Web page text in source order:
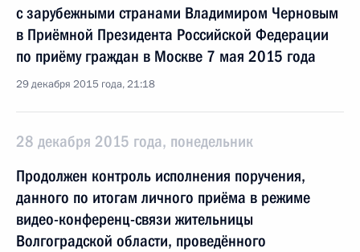
с зарубежными странами Владимиром Черновым
в Приёмной Президента Российской Федерации
по приёму граждан в Москве 7 мая 2015 года
29 декабря 2015 года, 21:18
28 декабря 2015 года, понедельник
Продолжен контроль исполнения поручения,
данного по итогам личного приёма в режиме
видео-конференц-связи жительницы
Волгоградской области, проведённого